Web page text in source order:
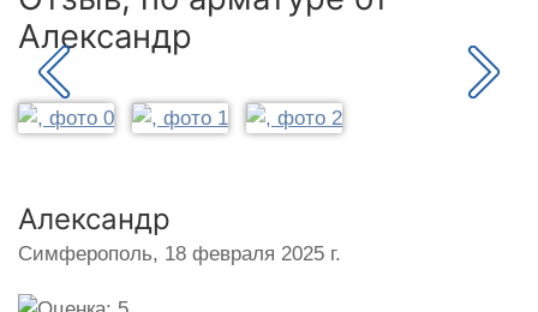
Александр
Александр
Симферополь, 18 февраля 2025 г.